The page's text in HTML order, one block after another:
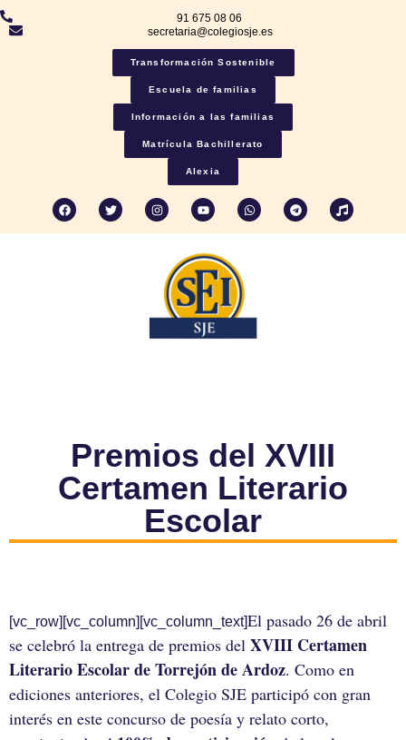
91 675 08 06
secretaria@colegiosje.es
Transformación Sostenible
Escuela de familias
Información a las familias
Matrícula Bachillerato
Alexia
Premios del XVIII
Certamen Literario
Escolar
[vc_row][vc_column][vc_column_text]El pasado 26 de abril
se celebró la entrega de premios del XVIII Certamen
Literario Escolar de Torrejón de Ardoz. Como en
ediciones anteriores, el Colegio SJE participó con gran
interés en este concurso de poesía y relato corto,